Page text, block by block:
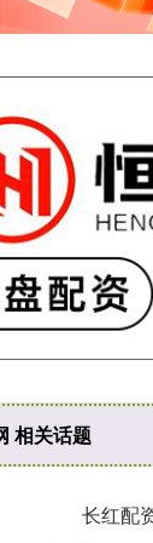
相关话题
长红配